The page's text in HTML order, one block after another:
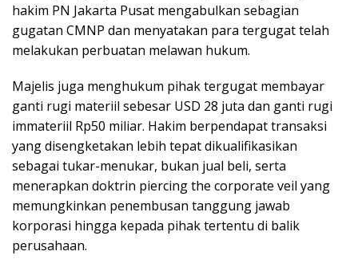
hakim PN Jakarta Pusat mengabulkan sebagian
gugatan CMNP dan menyatakan para tergugat telah
melakukan perbuatan melawan hukum.
Majelis juga menghukum pihak tergugat membayar
ganti rugi materiil sebesar USD 28 juta dan ganti rugi
immateriil Rp50 miliar. Hakim berpendapat transaksi
yang disengketakan lebih tepat dikualifikasikan
sebagai tukar-menukar, bukan jual beli, serta
menerapkan doktrin piercing the corporate veil yang
memungkinkan penembusan tanggung jawab
korporasi hingga kepada pihak tertentu di balik
perusahaan.